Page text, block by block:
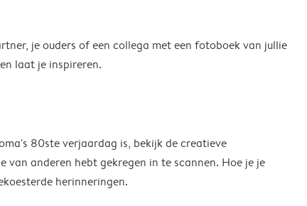
je ouders of een collega met een fotoboek van jullie
laat je inspireren.
80ste verjaardag is, bekijk de creatieve
anderen hebt gekregen in te scannen. Hoe je je
herinneringen.